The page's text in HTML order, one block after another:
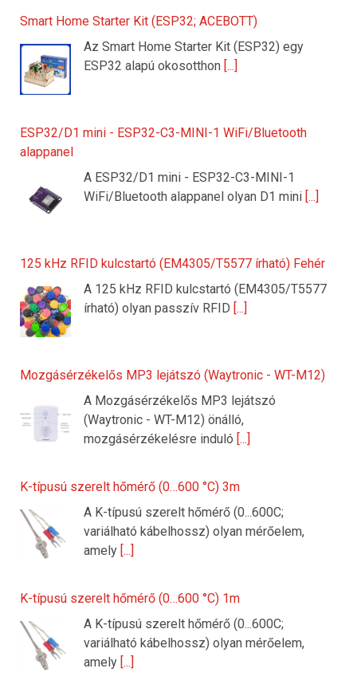
Smart Home Starter Kit (ESP32; ACEBOTT)
Az Smart Home Starter Kit (ESP32) egy
ESP32 alapú okosotthon [...]
ESP32/D1 mini - ESP32-C3-MINI-1 WiFi/Bluetooth
alappanel
A ESP32/D1 mini - ESP32-C3-MINI-1
WiFi/Bluetooth alappanel olyan D1 mini [...]
125 kHz RFID kulcstartó (EM4305/T5577 írható) Fehér
A 125 kHz RFID kulcstartó (EM4305/T5577
írható) olyan passzív RFID [...]
Mozgásérzékelős MP3 lejátszó (Waytronic - WT-M12)
A Mozgásérzékelős MP3 lejátszó
(Waytronic - WT-M12) önálló,
mozgásérzékelésre induló [...]
K-típusú szerelt hőmérő (0…600 °C) 3m
A K-típusú szerelt hőmérő (0...600C;
variálható kábelhossz) olyan mérőelem,
amely [...]
K-típusú szerelt hőmérő (0…600 °C) 1m
A K-típusú szerelt hőmérő (0...600C;
variálható kábelhossz) olyan mérőelem,
amely [...]